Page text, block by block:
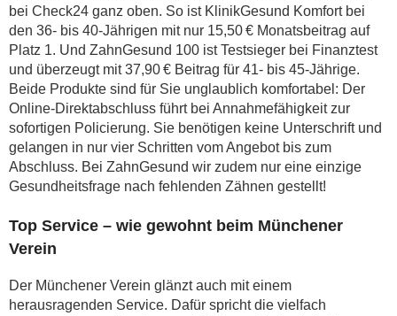
bei Check24 ganz oben. So ist KlinikGesund Komfort bei
den 36- bis 40-Jährigen mit nur 15,50 € Monatsbeitrag auf
Platz 1. Und ZahnGesund 100 ist Testsieger bei Finanztest
und überzeugt mit 37,90 € Beitrag für 41- bis 45-Jährige.
Beide Produkte sind für Sie unglaublich komfortabel: Der
Online-Direktabschluss führt bei Annahmefähigkeit zur
sofortigen Policierung. Sie benötigen keine Unterschrift und
gelangen in nur vier Schritten vom Angebot bis zum
Abschluss. Bei ZahnGesund wir zudem nur eine einzige
Gesundheitsfrage nach fehlenden Zähnen gestellt!
Top Service – wie gewohnt beim Münchener
Verein
Der Münchener Verein glänzt auch mit einem
herausragenden Service. Dafür spricht die vielfach